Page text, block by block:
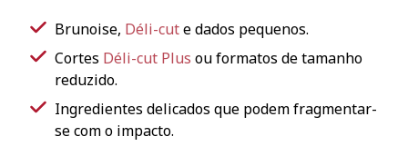
Brunoise, Déli-cute dados pequenos.
Cortes Déli-cut Plus ou formatos de tamanho
reduzido.
Ingredientes delicados que podem fragmentar-
se com o impacto.